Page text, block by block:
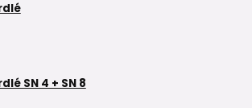
SN 4 + SN 8